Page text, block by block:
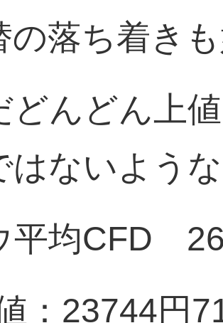
の落ち着き
どんどん上
はないよう
平均CFD
：23744円